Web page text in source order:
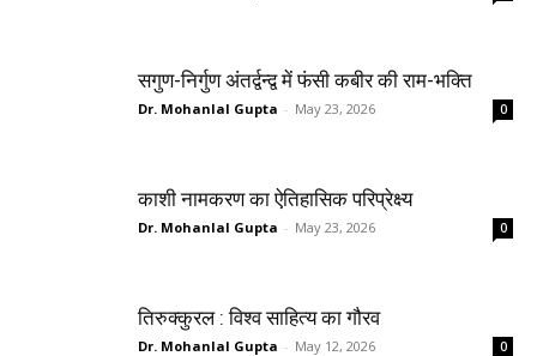
सगुण-निर्गुण अंतर्द्वन्द्व में फंसी कबीर की राम-भक्ति
Dr. Mohanlal Gupta - May 23, 2026 0
काशी नामकरण का ऐतिहासिक परिप्रेक्ष्य
Dr. Mohanlal Gupta - May 23, 2026 0
तिरुक्कुरल : विश्व साहित्य का गौरव
Dr. Mohanlal Gupta - May 12, 2026 0